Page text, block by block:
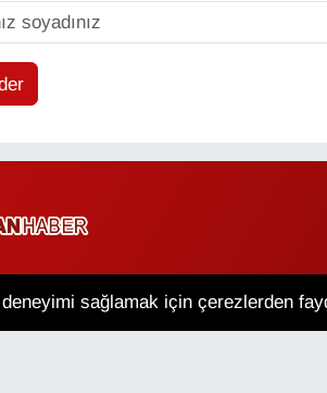
sağlamak için çerezlerden